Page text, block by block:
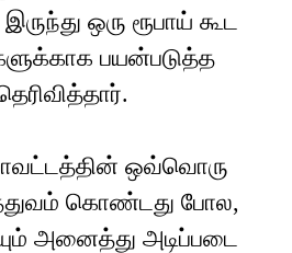
இருந்து ஒரு ரூபாய் கூட
பயன்படுத்த
ஒவ்வொரு
கொண்டது போல,
அனைத்து அடிப்படை